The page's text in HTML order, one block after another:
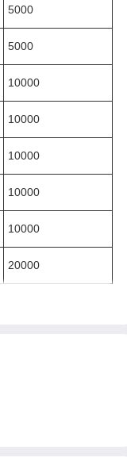
5000
5000
10000
10000
10000
10000
10000
20000